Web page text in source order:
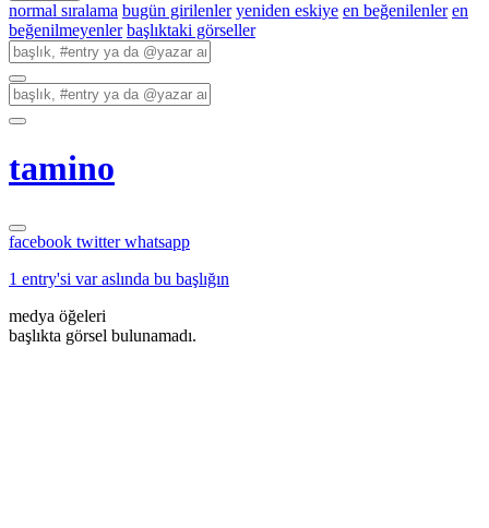
normal sıralama bugün girilenler yeniden eskiye en beğenilenler en
beğenilmeyenler başlıktaki görseller
tamino
facebook twitterwhatsapp
1 entry'si var aslında bu başlığın
medya öğeleri
başlıkta görsel bulunamadı.